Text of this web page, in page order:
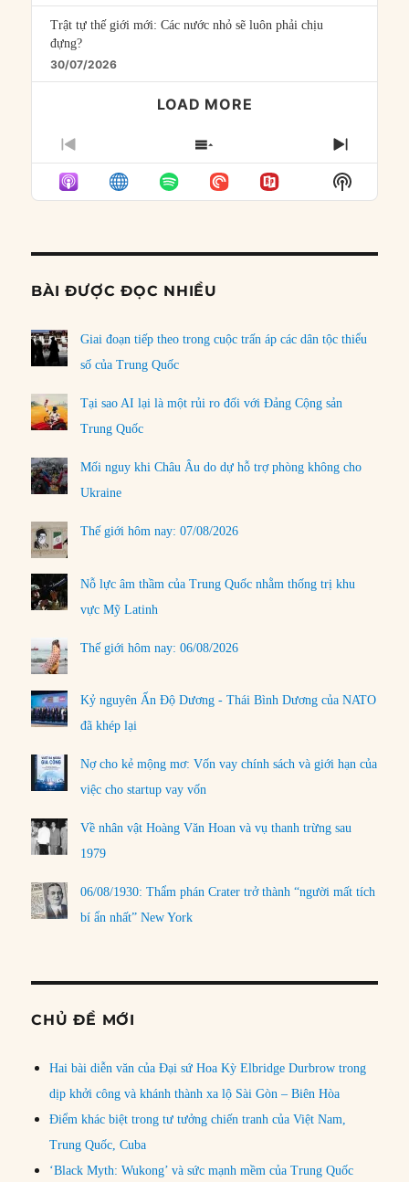
Trật tự thế giới mới: Các nước nhỏ sẽ luôn phải chịu
đựng?
30/07/2026
LOAD MORE
PREVIOUS
EPISODE
SHOW
EPISODES
LIST
NEXT
Show
Podcast
BÀI ĐƯỢC ĐỌC NHIỀU
Giai đoạn tiếp theo trong cuộc trấn áp các dân tộc thiểu
số của Trung Quốc
Tại sao AI lại là một rủi ro đối với Đảng Cộng sản
Trung Quốc
Mối nguy khi Châu Âu do dự hỗ trợ phòng không cho
Ukraine
Thế giới hôm nay: 07/08/2026
Nỗ lực âm thầm của Trung Quốc nhằm thống trị khu
vực Mỹ Latinh
Thế giới hôm nay: 06/08/2026
Kỷ nguyên Ấn Độ Dương - Thái Bình Dương của NATO
đã khép lại
Nợ cho kẻ mộng mơ: Vốn vay chính sách và giới hạn của
việc cho startup vay vốn
Về nhân vật Hoàng Văn Hoan và vụ thanh trừng sau
1979
06/08/1930: Thẩm phán Crater trở thành “người mất tích
bí ẩn nhất” New York
CHỦ ĐỀ MỚI
Hai bài diễn văn của Đại sứ Hoa Kỳ Elbridge Durbrow trong
dịp khởi công và khánh thành xa lộ Sài Gòn – Biên Hòa
Điểm khác biệt trong tư tưởng chiến tranh của Việt Nam,
Trung Quốc, Cuba
‘Black Myth: Wukong’ và sức mạnh mềm của Trung Quốc